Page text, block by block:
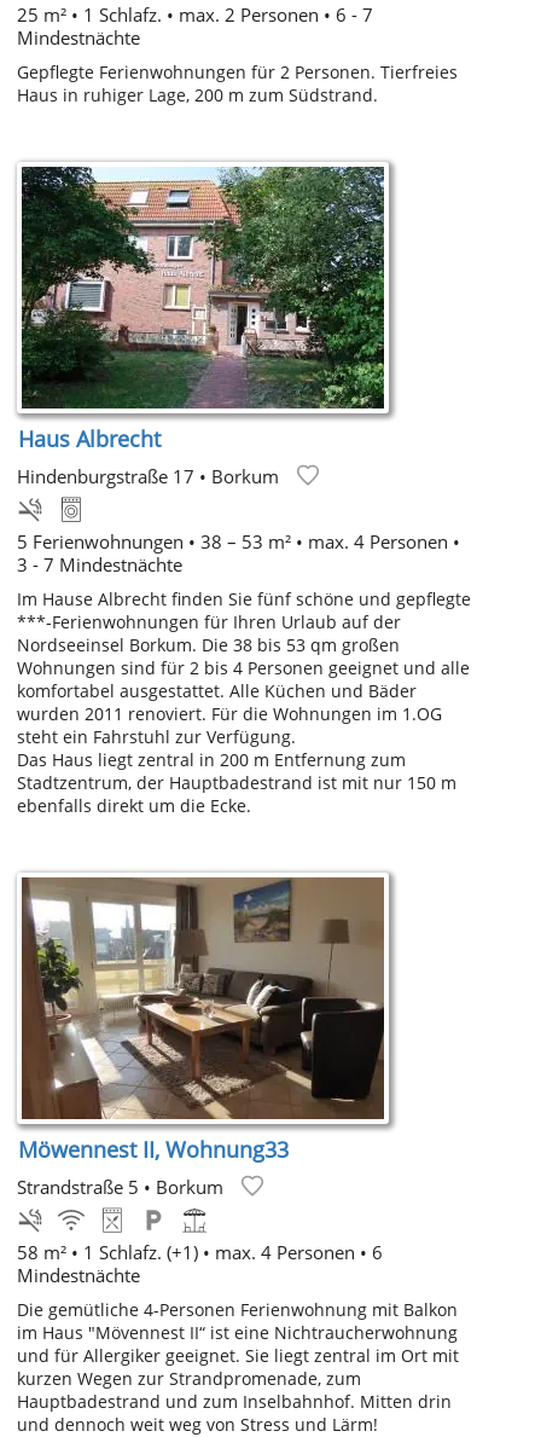
25 m² • 1 Schlafz. • max. 2 Personen • 6 - 7
Mindestnächte
Gepflegte Ferienwohnungen für 2 Personen. Tierfreies
Haus in ruhiger Lage, 200 m zum Südstrand.
Haus Albrecht
Hindenburgstraße 17 • Borkum
5 Ferienwohnungen • 38 – 53 m² • max. 4 Personen •
3 - 7 Mindestnächte
Im Hause Albrecht finden Sie fünf schöne und gepflegte
***-Ferienwohnungen für Ihren Urlaub auf der
Nordseeinsel Borkum. Die 38 bis 53 qm großen
Wohnungen sind für 2 bis 4 Personen geeignet und alle
komfortabel ausgestattet. Alle Küchen und Bäder
wurden 2011 renoviert. Für die Wohnungen im 1.OG
steht ein Fahrstuhl zur Verfügung.
Das Haus liegt zentral in 200 m Entfernung zum
Stadtzentrum, der Hauptbadestrand ist mit nur 150 m
ebenfalls direkt um die Ecke.
Möwennest II, Wohnung33
Strandstraße 5 • Borkum
58 m² • 1 Schlafz. (+1) • max. 4 Personen • 6
Mindestnächte
Die gemütliche 4-Personen Ferienwohnung mit Balkon
im Haus "Mövennest II“ ist eine Nichtraucherwohnung
und für Allergiker geeignet. Sie liegt zentral im Ort mit
kurzen Wegen zur Strandpromenade, zum
Hauptbadestrand und zum Inselbahnhof. Mitten drin
und dennoch weit weg von Stress und Lärm!